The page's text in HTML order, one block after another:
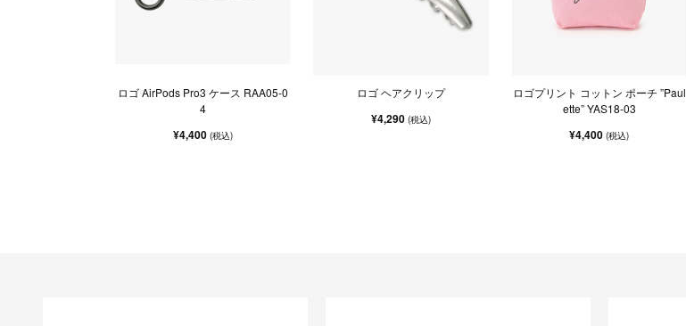
ロゴ AirPods Pro3 ケース RAA05-0
4
¥4,400 (税込)
ロゴ ヘアクリップ
¥4,290(税込)
ロゴプリント コットン ポーチ ”Paul
ette” YAS18-03
¥4,400(税込)